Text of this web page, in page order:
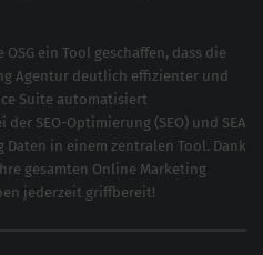
OSG ein Tool geschaffen, dass die
Agentur deutlich effizienter und
Suite automatisiert
der SEO-Optimierung (SEO) und SEA
in einem zentralen Tool. Dank
gesamten Online Marketing
jederzeit griffbereit!